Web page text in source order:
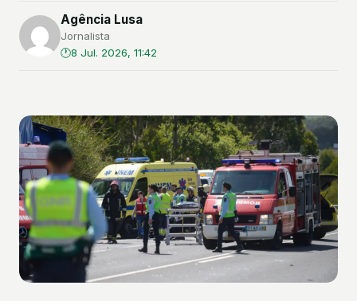
Agência Lusa
Jornalista
8 Jul. 2026, 11:42